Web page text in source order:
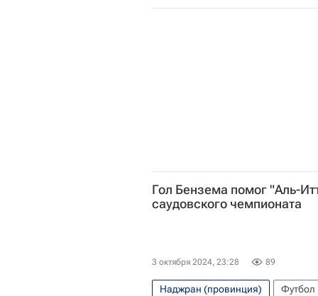
Саудовская Про лига 2025/2026
Гол Бензема помог "Аль-
саудовского чемпионата
3 октября 2024, 23:28 89
Наджран (провинция)
Футбол